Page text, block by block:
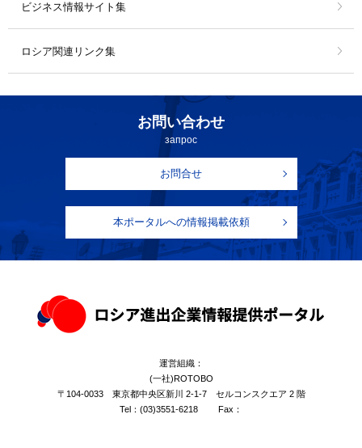
ビジネス情報サイト集
ロシア関連リンク集
お問い合わせ
запрос
お問合せ
本ポータルへの情報掲載依頼
運営組織：
(一社)ROTOBO
〒104-0033 東京都中央区新川 2-1-7 セルコンスクエア 2 階
Tel： (03)3551-6218 Fax：